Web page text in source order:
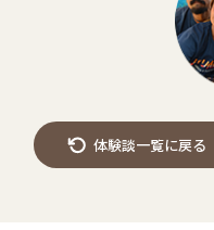
体験談一覧に戻る